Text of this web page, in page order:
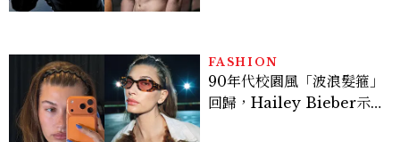
FASHION
90年代校園風「波浪髮箍」
回歸，Hailey Bieber示